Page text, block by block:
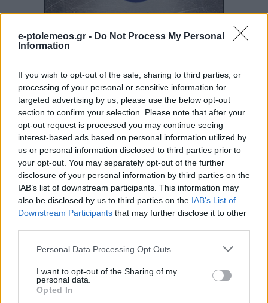
e-ptolemeos.gr - Do Not Process My Personal
Information
If you wish to opt-out of the sale, sharing to third parties, or
processing of your personal or sensitive information for
targeted advertising by us, please use the below opt-out
section to confirm your selection. Please note that after your
opt-out request is processed you may continue seeing
interest-based ads based on personal information utilized by
us or personal information disclosed to third parties prior to
your opt-out. You may separately opt-out of the further
disclosure of your personal information by third parties on the
IAB’s list of downstream participants. This information may
also be disclosed by us to third parties on the IAB’s List of
Downstream Participants that may further disclose it to other
Please note that this website/app uses one or more Google
not limited to your visit or usage behaviour. You may click to
grant or deny consent to Google and its third-party tags to
use your data for below specified purposes in below Google
Personal Data Processing Opt Outs
I want to opt-out of the Sharing of my
personal data.
Opted In